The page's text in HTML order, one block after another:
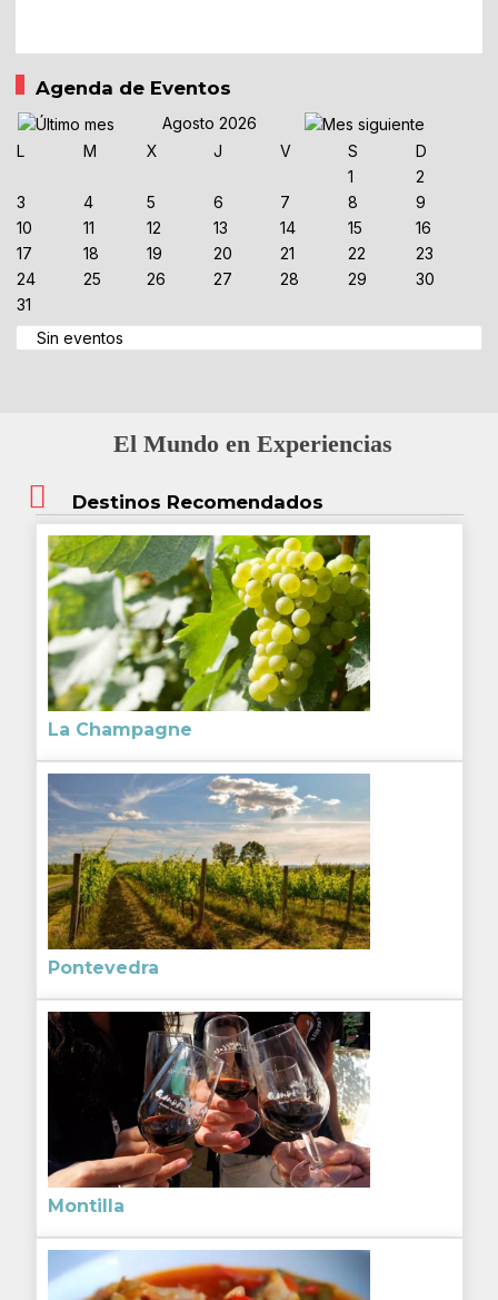
Agenda de Eventos
Agosto 2026
L
M X J V S
D
1
2
3
4 5 6 7 8
9
10
11 12 13 14 15
16
17
18 19 20 21 22
23
24
25 26 27 28 29
30
31
Sin eventos
El Mundo en Experiencias
Destinos Recomendados
La Champagne
Pontevedra
Montilla